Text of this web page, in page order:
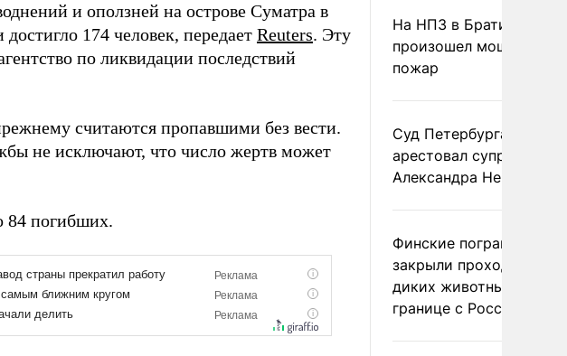
и оползней на острове Суматра в
174 человек, передает Reuters. Эту
по ликвидации последствий
считаются пропавшими без вести.
не исключают, что число жертв может
84 погибших.
На НПЗ в Братиславе
произошел мощный
пожар
Суд Петербурга заочно
арестовал супругу
Александра Невзорова
Финские пограничники
закрыли проходы для
диких животных на
границе с Россией